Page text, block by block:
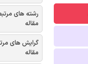
رشته های
مقاله
گرایش های
مقاله